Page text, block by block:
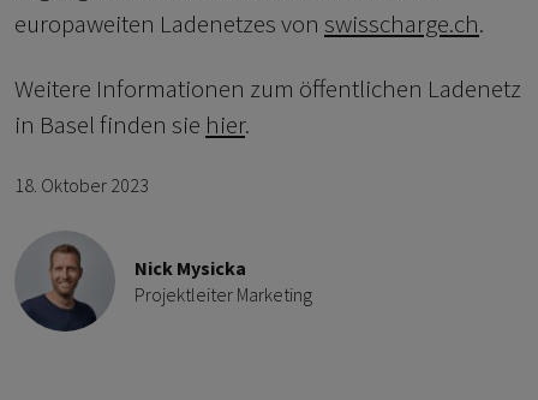
europaweiten Ladenetzes von swisscharge.ch.
Weitere Informationen zum öffentlichen Ladenetz
in Basel finden sie hier.
18. Oktober 2023
Nick Mysicka
Projektleiter Marketing